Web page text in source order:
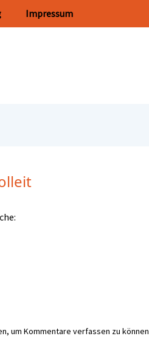
Impressum
, um Kommentare verfassen zu können